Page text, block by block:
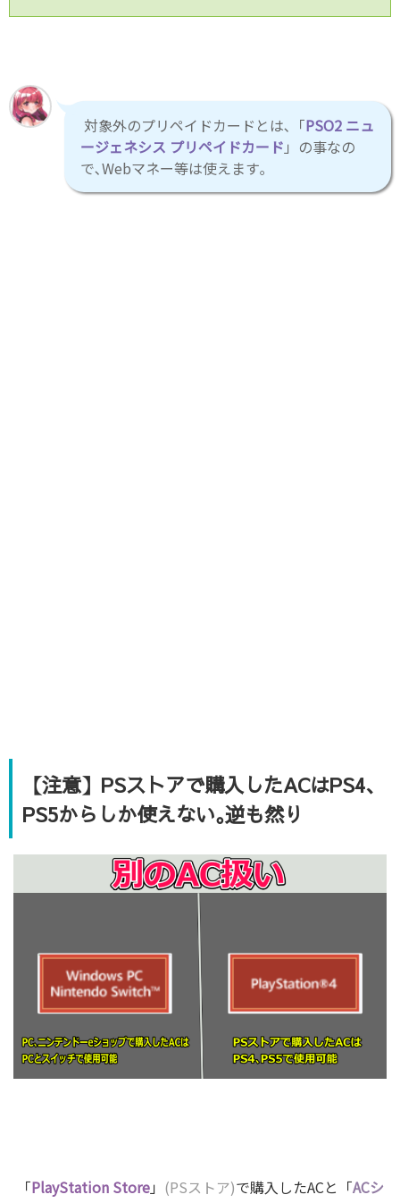
対象外のプリペイドカードとは､「PSO2 ニュ
ージェネシス プリペイドカード 」の事なの
で､Webマネー等は使えます｡
【注意】PSストアで購入したACはPS4､
PS5からしか使えない｡逆も然り
「PlayStation Store」 (PSストア)で購入したACと「ACシ